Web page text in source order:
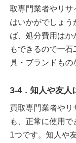
取専門業者やリサ
はいかがでしょ
ば、処分費用はか
もできるので一
具・ブランドもの
3-4．知人や友人
買取専門業者や
も、正常に使用
1つです。知人や